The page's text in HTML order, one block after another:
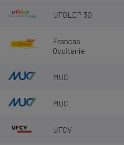
UFOLEP 30
Francas
Occitanie
MUC
MUC
UFCV